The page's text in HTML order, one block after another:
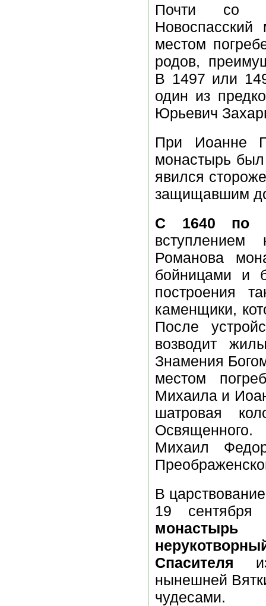
Почти со
Новоспасский
местом
родов,
В 1497 или
один из
Юрьевич
При Иоанне
монастырь
явился
защищавшим
С 1640 по
Романова
бойницами и
построения
каменщики,
После
возводит
Знамения
местом
Михаила и
шатровая
Михаил
В
19
Спасителя
нынешней
чудесами.